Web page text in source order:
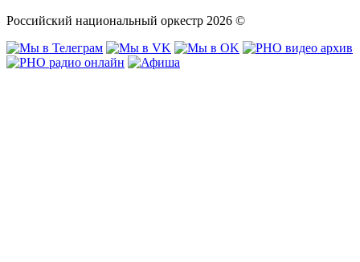
Российский национальный оркестр 2026 ©